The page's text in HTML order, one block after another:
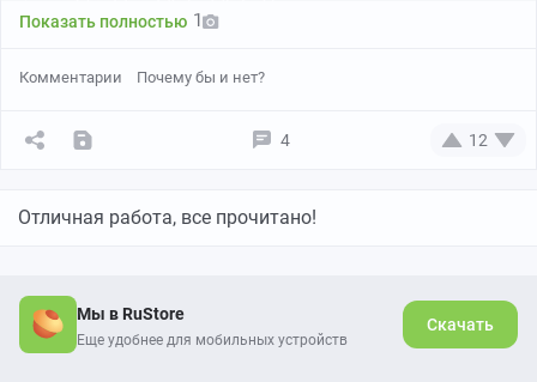
Показать полностью 1
Комментарии Почему бы и нет?
4 12
Отличная работа, все прочитано!
Мы в RuStore
Еще удобнее для мобильных устройств
Скачать